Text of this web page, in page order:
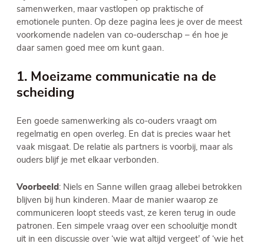
samenwerken, maar vastlopen op praktische of
emotionele punten. Op deze pagina lees je over de meest
voorkomende nadelen van co-ouderschap – én hoe je
daar samen goed mee om kunt gaan.
1. Moeizame communicatie na de
scheiding
Een goede samenwerking als co-ouders vraagt om
regelmatig en open overleg. En dat is precies waar het
vaak misgaat. De relatie als partners is voorbij, maar als
ouders blijf je met elkaar verbonden.
Voorbeeld : Niels en Sanne willen graag allebei betrokken
blijven bij hun kinderen. Maar de manier waarop ze
communiceren loopt steeds vast, ze keren terug in oude
patronen. Een simpele vraag over een schooluitje mondt
uit in een discussie over ‘wie wat altijd vergeet’ of ‘wie het